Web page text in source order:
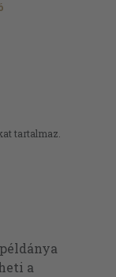
tartalmaz.
a